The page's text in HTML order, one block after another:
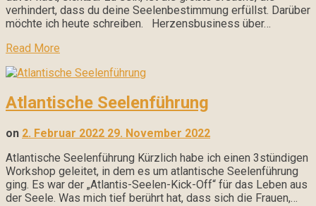
verhindert, dass du deine Seelenbestimmung erfüllst. Darüber
möchte ich heute schreiben. Herzensbusiness über…
Read More
Atlantische Seelenführung
on 2. Februar 2022 29. November 2022
Atlantische Seelenführung Kürzlich habe ich einen 3stündigen
Workshop geleitet, in dem es um atlantische Seelenführung
ging. Es war der „Atlantis-Seelen-Kick-Off“ für das Leben aus
der Seele. Was mich tief berührt hat, dass sich die Frauen,…